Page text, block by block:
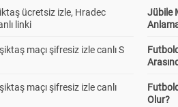
ücretsiz izle, Hradec
linki
maçı şifresiz izle canlı S
maçı şifresiz izle canlı
Jübile
Olur?